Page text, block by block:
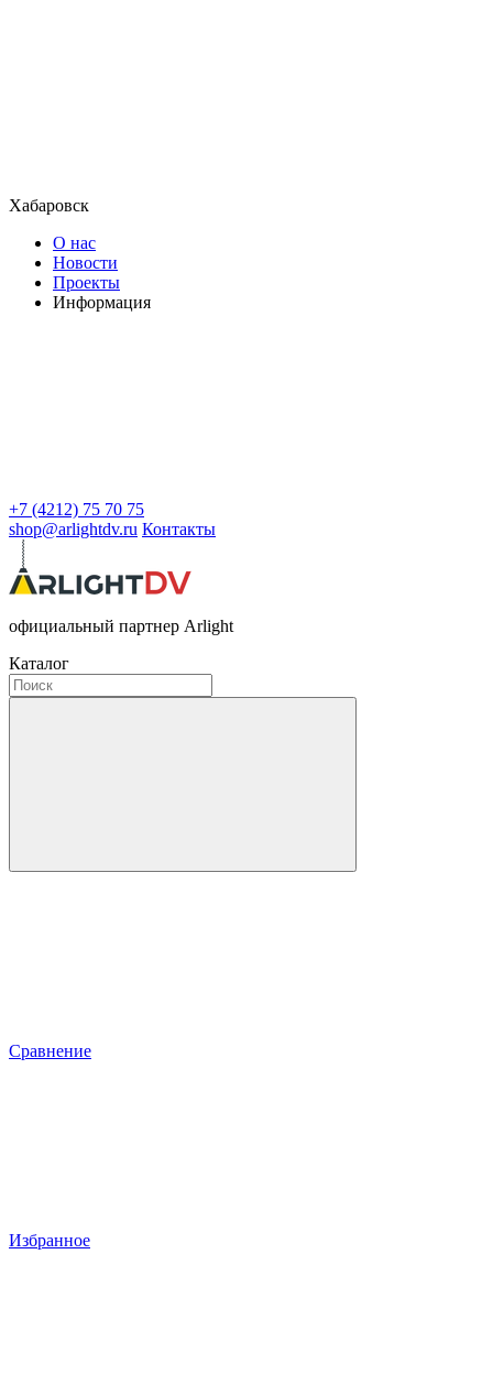
Хабаровск
О нас
Новости
Проекты
Информация
+7 (4212) 75 70 75
shop@arlightdv.ru Контакты
официальный партнер Arlight
Каталог
Сравнение
Избранное